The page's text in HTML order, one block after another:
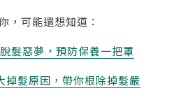
，可能還想知道：
髮惡夢，預防保養一把罩
掉髮原因，帶你根除掉髮嚴